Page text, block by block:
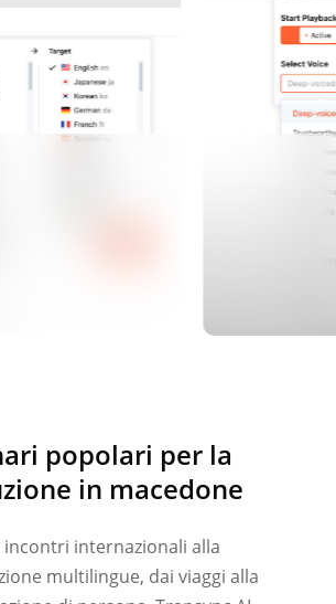
popolari per la
in macedone
incontri internazionali alla
multilingue, dai viaggi alla